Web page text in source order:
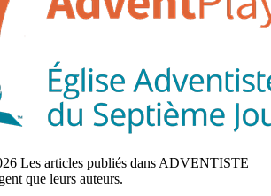
Les articles publiés dans ADVENTISTE
que leurs auteurs.